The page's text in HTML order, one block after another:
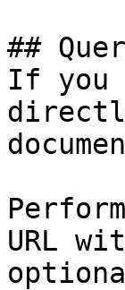
##
If you
URL